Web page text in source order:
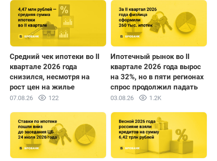
Средний чек ипотеки во II
квартале 2026 года
снизился, несмотря на
рост цен на жилье
07.08.26 122
Ипотечный рынок во II
квартале 2026 года вырос
на 32%, но в пяти регионах
спрос продолжил падать
03.08.26 1.2K